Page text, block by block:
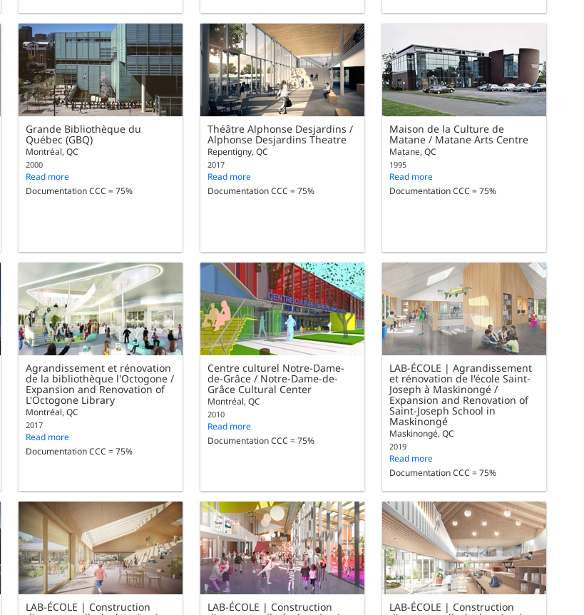
Grande Bibliothèque du
Québec (GBQ)
Montréal, QC
2000
Read more
Documentation CCC = 75%
Théâtre Alphonse Desjardins /
Alphonse Desjardins Theatre
Repentigny, QC
2017
Read more
Documentation CCC = 75%
Maison de la Culture de
Matane / Matane Arts Centre
Matane, QC
1995
Read more
Documentation CCC = 75%
Agrandissement et rénovation
de la bibliothèque l'Octogone /
Expansion and Renovation of
L'Octogone Library
Montréal, QC
2017
Read more
Documentation CCC = 75%
Centre culturel Notre-Dame-
de-Grâce / Notre-Dame-de-
Grâce Cultural Center
Montréal, QC
2010
Read more
Documentation CCC = 75%
LAB-ÉCOLE | Agrandissement
et rénovation de l'école Saint-
Joseph à Maskinongé /
Expansion and Renovation of
Saint-Joseph School in
Maskinongé
Maskinongé, QC
2019
Read more
Documentation CCC = 75%
LAB-ÉCOLE | Construction LAB-ÉCOLE | Construction LAB-ÉCOLE | Construction